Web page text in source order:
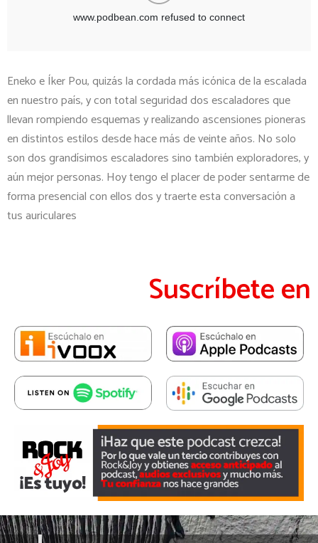
Eneko e Íker Pou, quizás la cordada más icónica de la escalada
en nuestro país, y con total seguridad dos escaladores que
llevan rompiendo esquemas y realizando ascensiones pioneras
en distintos estilos desde hace más de veinte años. No solo
son dos grandísimos escaladores sino también exploradores, y
aún mejor personas. Hoy tengo el placer de poder sentarme de
forma presencial con ellos dos y traerte esta conversación a
tus auriculares
Suscríbete en